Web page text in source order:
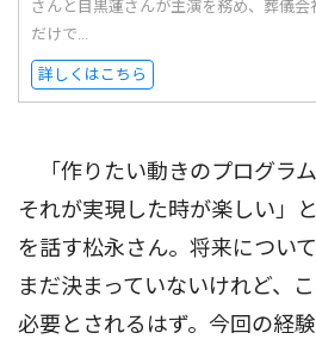
さんと目黒蓮さんが主演を務め、葬儀
だけで...
詳しくはこちら
「作りたい動きのプログラム
それが実現した時が楽しい」
を話す松永さん。将来につい
まだ決まっていないけれど、
必要とされるはず。今回の経